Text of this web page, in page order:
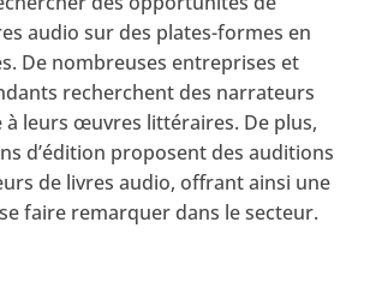
audio sur des plates-formes en
De nombreuses entreprises et
recherchent des narrateurs
leurs œuvres littéraires. De plus,
d’édition proposent des auditions
de livres audio, offrant ainsi une
faire remarquer dans le secteur.